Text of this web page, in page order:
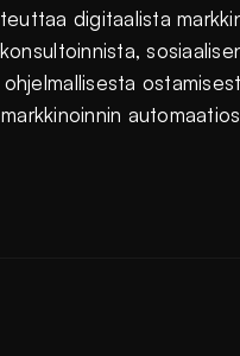
digitaalista